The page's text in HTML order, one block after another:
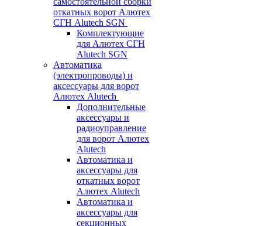
откатных ворот Алютех
СГН Alutech SGN
Комплектующие
для Алютех СГН
Alutech SGN
Автоматика
(электропроводы) и
аксессуары для ворот
Алютех Alutech
Дополнительные
аксессуары и
радиоуправление
для ворот Алютех
Alutech
Автоматика и
аксессуары для
откатных ворот
Алютех Alutech
Автоматика и
аксессуары для
секционных